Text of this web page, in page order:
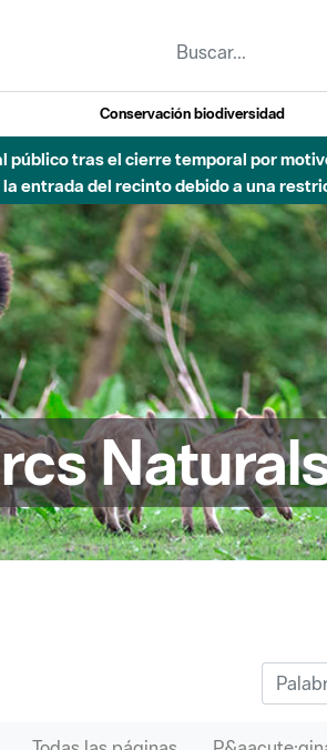
Conservación biodiversidad
público tras el cierre temporal por
entrada del recinto debido a una